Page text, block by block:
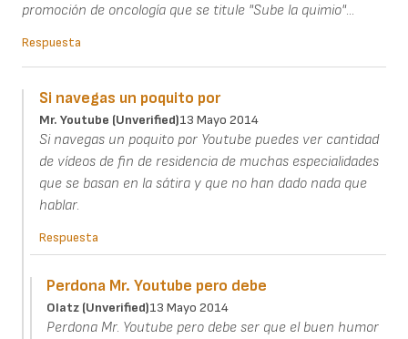
promoción de oncología que se titule "Sube la quimio"...
Respuesta
Si navegas un poquito por
Mr. Youtube (unverified)13 Mayo 2014
Si navegas un poquito por Youtube puedes ver cantidad
de vídeos de fin de residencia de muchas especialidades
que se basan en la sátira y que no han dado nada que
hablar.
Respuesta
Perdona Mr. Youtube pero debe
Olatz (unverified)13 Mayo 2014
Perdona Mr. Youtube pero debe ser que el buen humor